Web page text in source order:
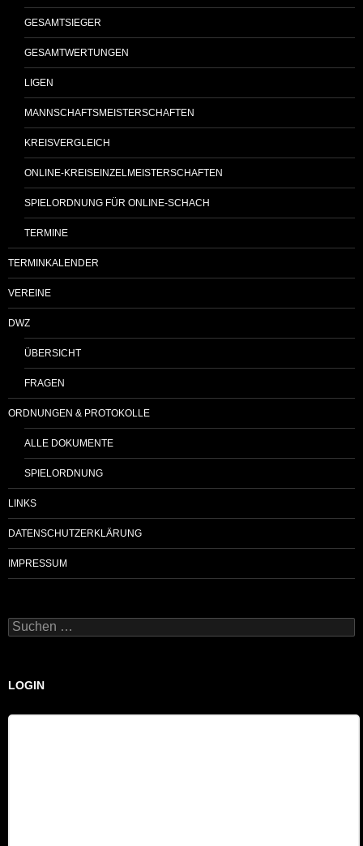
GESAMTSIEGER
GESAMTWERTUNGEN
LIGEN
MANNSCHAFTSMEISTERSCHAFTEN
KREISVERGLEICH
ONLINE-KREISEINZELMEISTERSCHAFTEN
SPIELORDNUNG FÜR ONLINE-SCHACH
TERMINE
TERMINKALENDER
VEREINE
DWZ
ÜBERSICHT
FRAGEN
ORDNUNGEN & PROTOKOLLE
ALLE DOKUMENTE
SPIELORDNUNG
LINKS
DATENSCHUTZERKLÄRUNG
IMPRESSUM
Suchen
nach:
LOGIN